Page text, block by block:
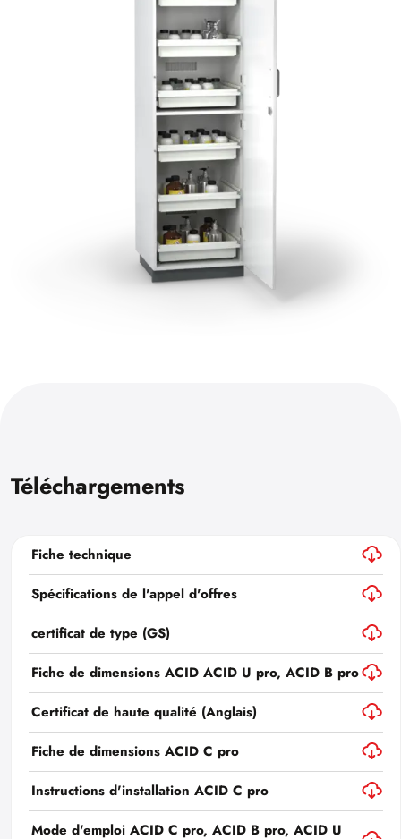
Téléchargements
Fiche technique
Spécifications de l'appel d'offres
certificat de type (GS)
Fiche de dimensions ACID ACID U pro, ACID B pro
Certificat de haute qualité (Anglais)
Fiche de dimensions ACID C pro
Instructions d'installation ACID C pro
Mode d'emploi ACID C pro, ACID B pro, ACID U